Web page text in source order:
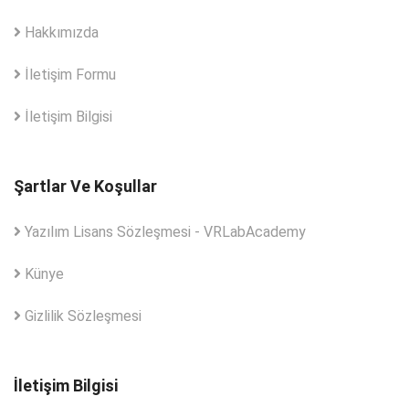
Hakkımızda
İletişim Formu
İletişim Bilgisi
Şartlar Ve Koşullar
Yazılım Lisans Sözleşmesi - VRLabAcademy
Künye
Gizlilik Sözleşmesi
İletişim Bilgisi